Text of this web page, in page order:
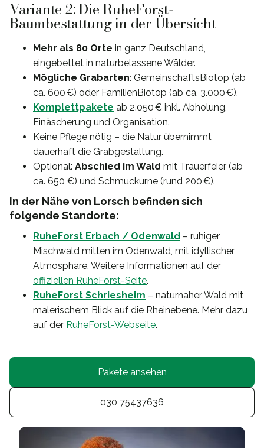
Variante 2: Die RuheForst-
Baumbestattung in der Übersicht
Mehr als 80 Orte in ganz Deutschland,
eingebettet in naturbelassene Wälder.
Mögliche Grabarten: GemeinschaftsBiotop (ab
ca. 600 €) oder FamilienBiotop (ab ca. 3.000 €).
Komplettpakete ab 2.050 € inkl. Abholung,
Einäscherung und Organisation.
Keine Pflege nötig – die Natur übernimmt
dauerhaft die Grabgestaltung.
Optional: Abschied im Wald mit Trauerfeier (ab
ca. 650 €) und Schmuckurne (rund 200 €).
In der Nähe von Lorsch befinden sich
folgende Standorte:
RuheForst Erbach / Odenwald – ruhiger
Mischwald mitten im Odenwald, mit idyllischer
Atmosphäre. Weitere Informationen auf der
offiziellen RuheForst-Seite.
RuheForst Schriesheim – naturnaher Wald mit
malerischem Blick auf die Rheinebene. Mehr dazu
auf der RuheForst-Webseite.
Pakete ansehen
030 75437636